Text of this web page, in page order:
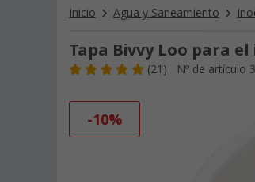
Inicio Agua y Saneamiento
Tapa Bivvy Loo para
(21) Nº de artículo
-10%